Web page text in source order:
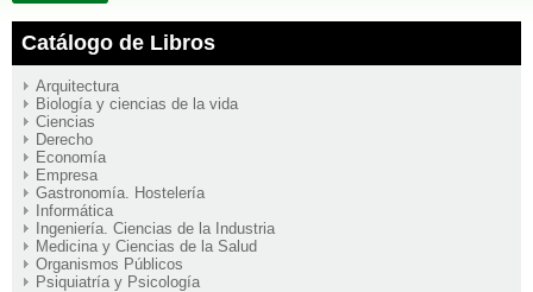
Catálogo de Libros
Arquitectura
Biología y ciencias de la vida
Ciencias
Derecho
Economía
Empresa
Gastronomía. Hostelería
Informática
Ingeniería. Ciencias de la Industria
Medicina y Ciencias de la Salud
Organismos Públicos
Psiquiatría y Psicología